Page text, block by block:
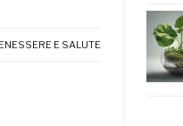
E SALUTE